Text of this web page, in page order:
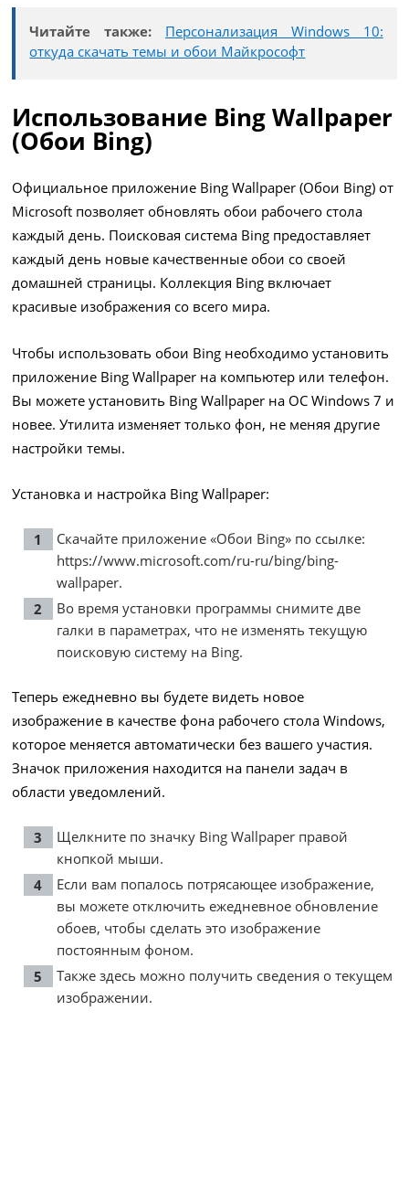
Читайте также:
Персонализация Windows 10:
откуда скачать темы и обои Майкрософт
Использование Bing Wallpaper
(Обои Bing)
Официальное приложение Bing Wallpaper (Обои Bing) от
Microsoft позволяет обновлять обои рабочего стола
каждый день. Поисковая система Bing предоставляет
каждый день новые качественные обои со своей
домашней страницы. Коллекция Bing включает
красивые изображения со всего мира.
Чтобы использовать обои Bing необходимо установить
приложение Bing Wallpaper на компьютер или телефон.
Вы можете установить Bing Wallpaper на ОС Windows 7 и
новее. Утилита изменяет только фон, не меняя другие
настройки темы.
Установка и настройка Bing Wallpaper:
Скачайте приложение «Обои Bing» по ссылке:
https://www.microsoft.com/ru-ru/bing/bing-
wallpaper.
Во время установки программы снимите две
галки в параметрах, что не изменять текущую
поисковую систему на Bing.
Теперь ежедневно вы будете видеть новое
изображение в качестве фона рабочего стола Windows,
которое меняется автоматически без вашего участия.
Значок приложения находится на панели задач в
области уведомлений.
Щелкните по значку Bing Wallpaper правой
кнопкой мыши.
Если вам попалось потрясающее изображение,
вы можете отключить ежедневное обновление
обоев, чтобы сделать это изображение
постоянным фоном.
Также здесь можно получить сведения о текущем
изображении.